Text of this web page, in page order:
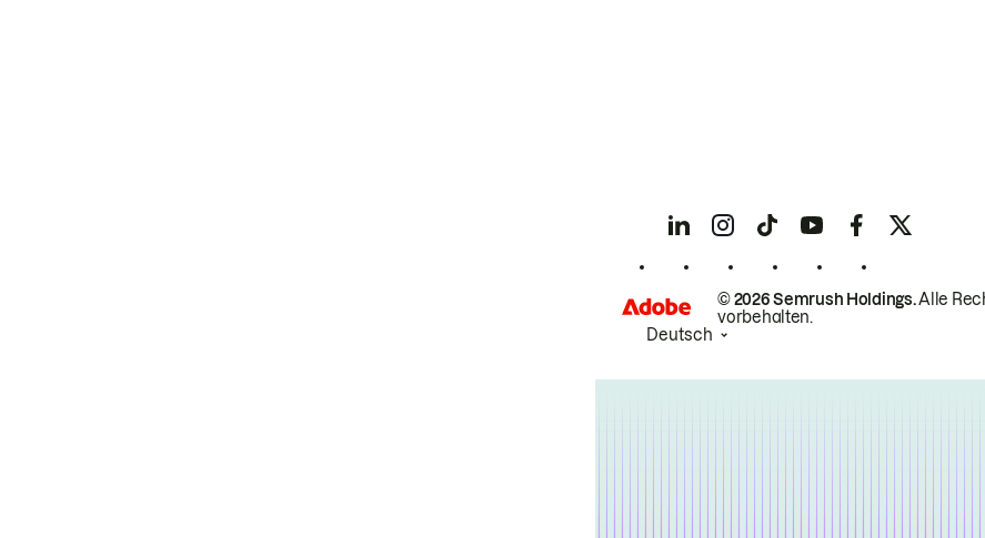
© 2026 Semrush Holdings.Alle
vorbehalten.
Deutsch